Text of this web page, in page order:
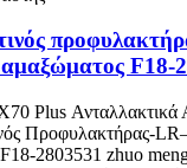
F18-